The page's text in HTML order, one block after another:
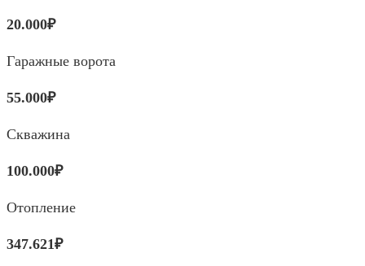
20.000₽
Гаражные ворота
55.000₽
Скважина
100.000₽
Отопление
347.621₽